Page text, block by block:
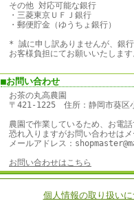
その他 対応可能な銀行
・三菱東京ＵＦＪ銀行
・郵便貯金（ゆうちょ銀行）
* 誠に申し訳ありませんが、銀
お客様負担にてお願いいたしま
■お問い合わせ
お茶の丸高農園
〒421-1225 住所：静岡市葵区
農園で作業しているため、お電
恐れ入りますがお問い合わせは
メールアドレス：
お問い合わせはこちら
個人情報の取り扱い